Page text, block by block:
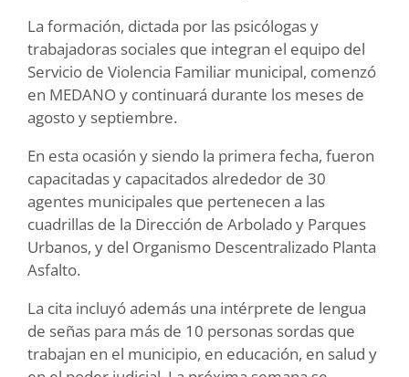
La formación, dictada por las psicólogas y
trabajadoras sociales que integran el equipo del
Servicio de Violencia Familiar municipal, comenzó
en MEDANO y continuará durante los meses de
agosto y septiembre.
En esta ocasión y siendo la primera fecha, fueron
capacitadas y capacitados alrededor de 30
agentes municipales que pertenecen a las
cuadrillas de la Dirección de Arbolado y Parques
Urbanos, y del Organismo Descentralizado Planta
Asfalto.
La cita incluyó además una intérprete de lengua
de señas para más de 10 personas sordas que
trabajan en el municipio, en educación, en salud y